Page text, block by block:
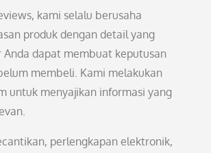
kami selalu berusaha
produk dengan detail yang
Anda dapat membuat keputusan
membeli. Kami melakukan
untuk menyajikan informasi yang
perlengkapan elektronik,